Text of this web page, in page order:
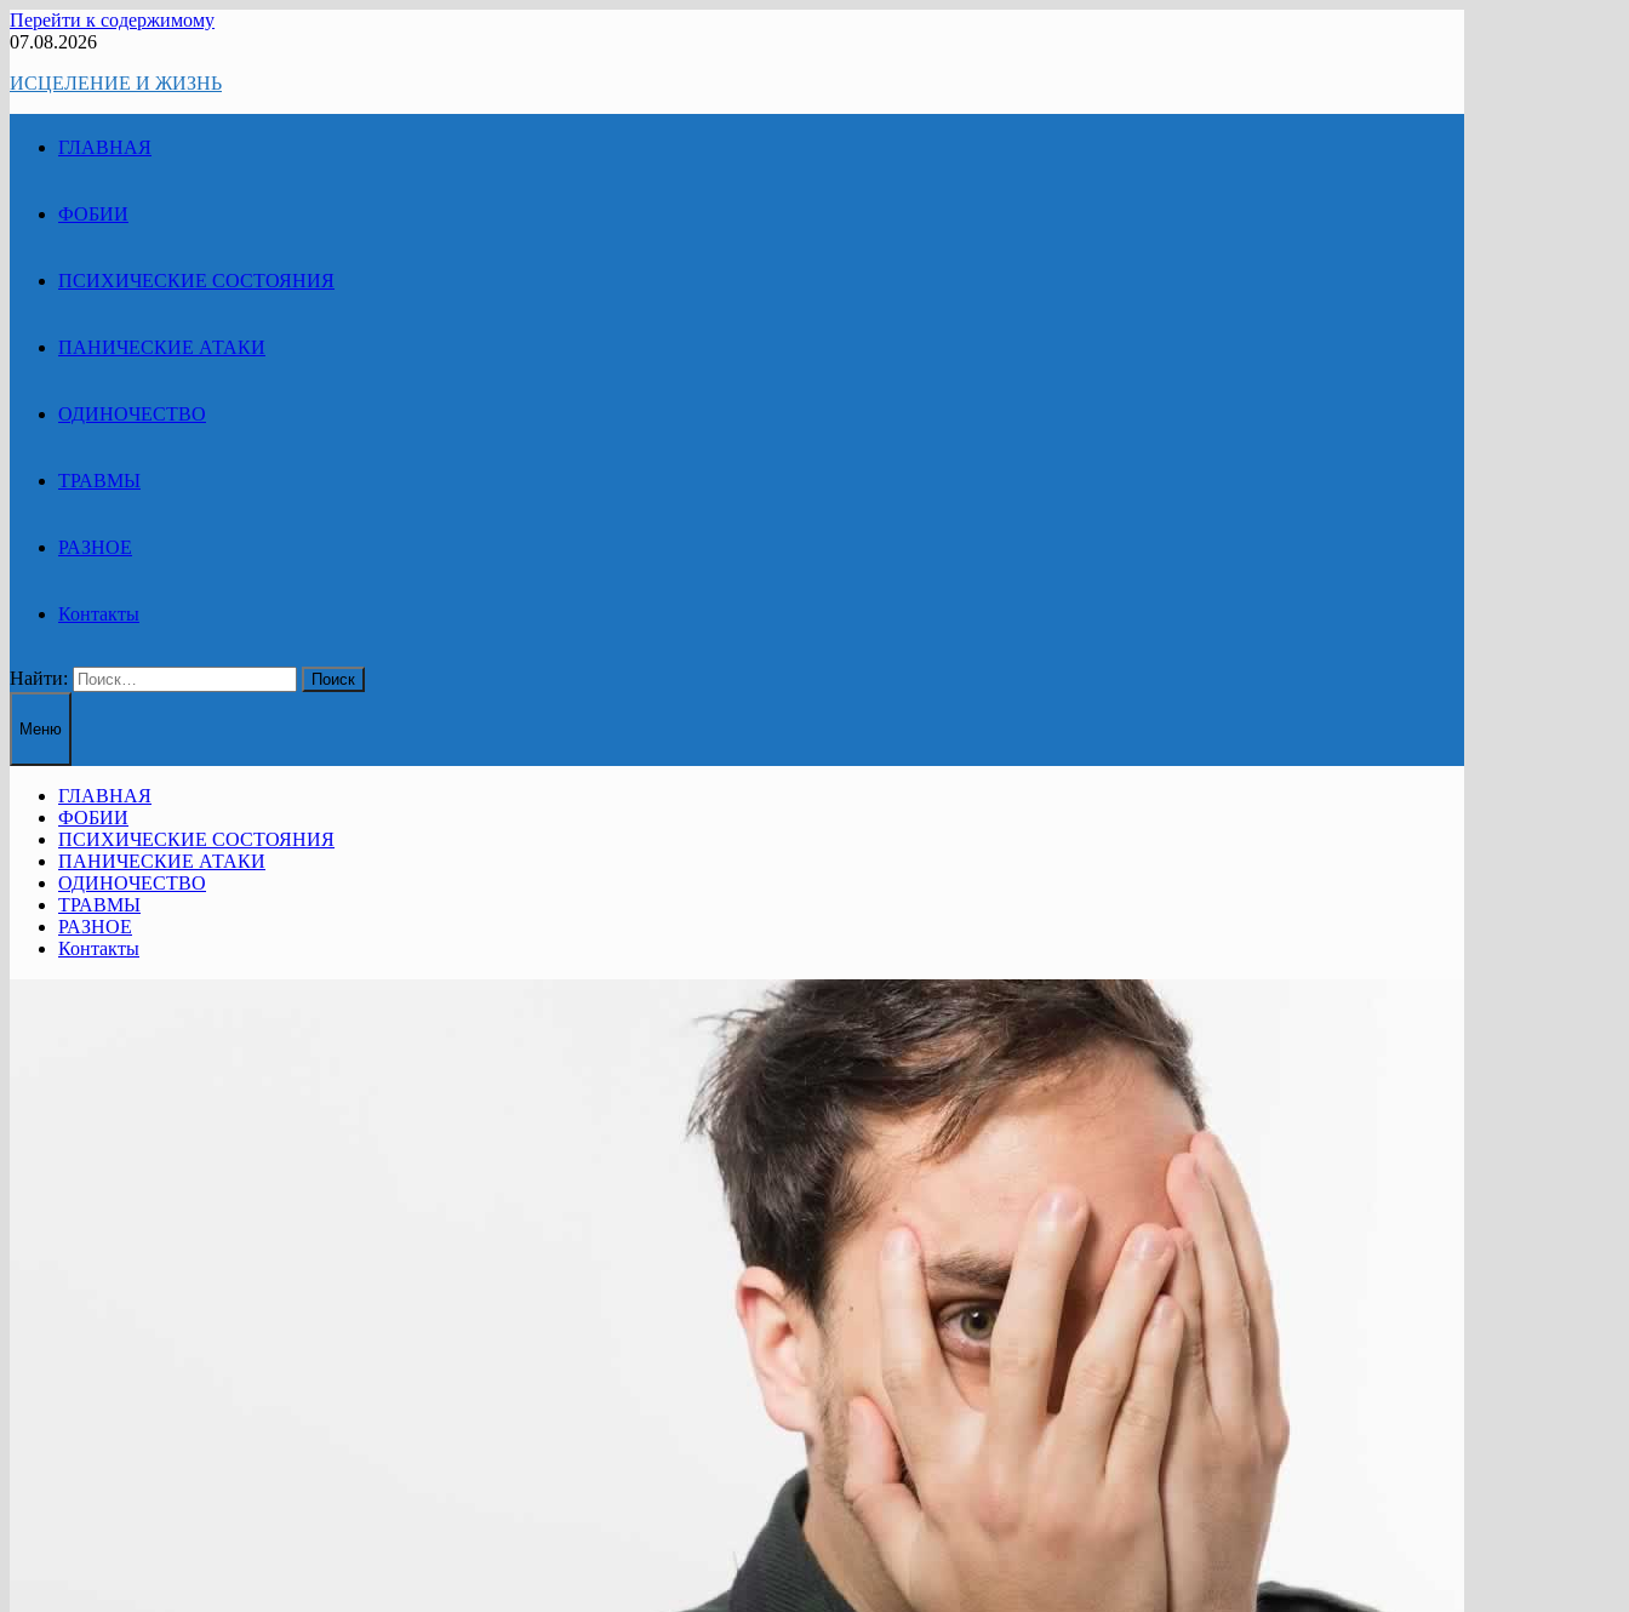
Перейти к содержимому
07.08.2026
ИСЦЕЛЕНИЕ И ЖИЗНЬ
ГЛАВНАЯ
ФОБИИ
ПСИХИЧЕСКИЕ СОСТОЯНИЯ
ПАНИЧЕСКИЕ АТАКИ
ОДИНОЧЕСТВО
ТРАВМЫ
РАЗНОЕ
Контакты
Найти:
Меню
ГЛАВНАЯ
ФОБИИ
ПСИХИЧЕСКИЕ СОСТОЯНИЯ
ПАНИЧЕСКИЕ АТАКИ
ОДИНОЧЕСТВО
ТРАВМЫ
РАЗНОЕ
Контакты